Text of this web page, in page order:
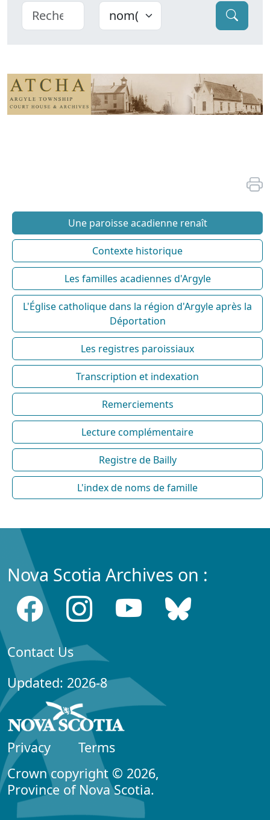
Une paroisse acadienne renaît
Contexte historique
Les familles acadiennes d'Argyle
L'Église catholique dans la région d'Argyle après la
Déportation
Les registres paroissiaux
Transcription et indexation
Remerciements
Lecture complémentaire
Registre de Bailly
L'index de noms de famille
Nova Scotia Archives on :
Contact Us
Updated: 2026-8
Privacy
Terms
Crown copyright © 2026,
Province of Nova Scotia.